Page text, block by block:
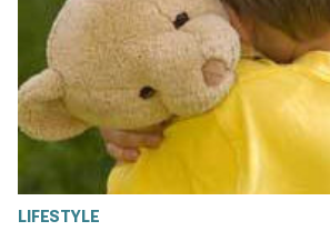
LIFESTYLE